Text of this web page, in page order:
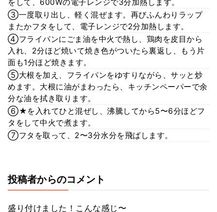
③一度取り出し、軽く混ぜます。再びふんわりラップ
またかフタをして、電子レンジで2分加熱します。
④フライパンにごま油を中火で熱し、鶏肉を皮目から
入れ、2分ほど焼いて焼き色がついたら裏返し、もう片
面も1分ほど焼きます。
⑤大根を加え、フライパンをゆすりながら、サッと炒
めます。大根に油がまわったら、キッチンペーパーで余
分な油を拭き取ります。
⑥★を入れてひと混ぜし、沸騰してから5〜6分ほどフ
タをして中火で煮ます。
⑦フタを取って、2〜3分水分を飛ばします。
投稿者からのコメント
盛り付けました！こんな感じ〜